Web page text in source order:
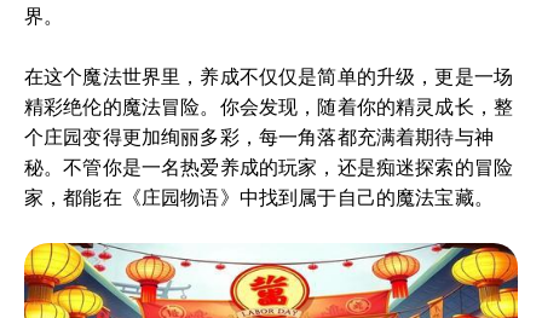
界。
在这个魔法世界里，养成不仅仅是简单的升级，更是一场
精彩绝伦的魔法冒险。你会发现，随着你的精灵成长，整
个庄园变得更加绚丽多彩，每一角落都充满着期待与神
秘。不管你是一名热爱养成的玩家，还是痴迷探索的冒险
家，都能在《庄园物语》中找到属于自己的魔法宝藏。